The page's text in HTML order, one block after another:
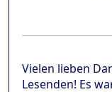
Vielen lieben
Lesenden! Es